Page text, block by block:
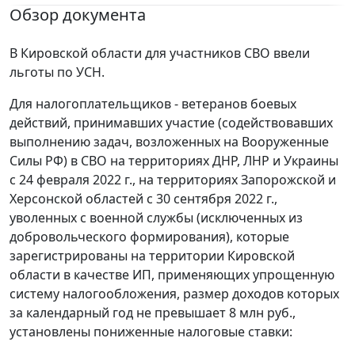
Обзор документа
В Кировской области для участников СВО ввели
льготы по УСН.
Для налогоплательщиков - ветеранов боевых
действий, принимавших участие (содействовавших
выполнению задач, возложенных на Вооруженные
Силы РФ) в СВО на территориях ДНР, ЛНР и Украины
с 24 февраля 2022 г., на территориях Запорожской и
Херсонской областей с 30 сентября 2022 г.,
уволенных с военной службы (исключенных из
добровольческого формирования), которые
зарегистрированы на территории Кировской
области в качестве ИП, применяющих упрощенную
систему налогообложения, размер доходов которых
за календарный год не превышает 8 млн руб.,
установлены пониженные налоговые ставки: